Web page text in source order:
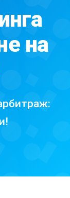
на